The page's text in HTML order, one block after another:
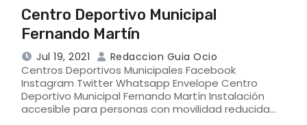
Centro Deportivo Municipal
Fernando Martín
Jul 19, 2021 Redaccion Guia Ocio
Centros Deportivos Municipales Facebook
Instagram Twitter Whatsapp Envelope Centro
Deportivo Municipal Fernando Martín Instalación
accesible para personas con movilidad reducida…